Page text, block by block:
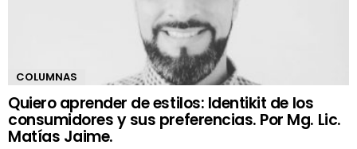
COLUMNAS
Quiero aprender de estilos: Identikit de los
consumidores y sus preferencias. Por Mg. Lic.
Matías Jaime.